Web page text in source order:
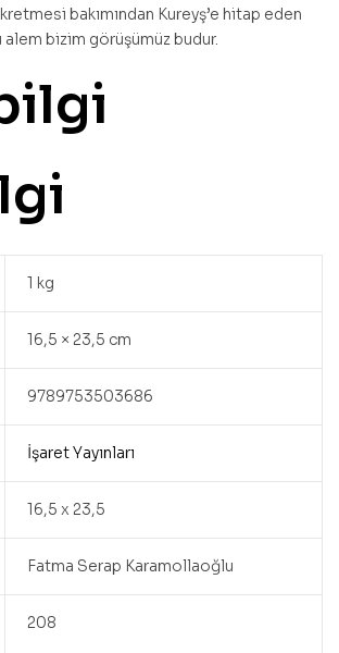
bakımından Kureyş’e hitap eden
alem bizim görüşümüz budur.
1 kg
16,5 × 23,5 cm
9789753503686
İşaret Yayınları
16,5 x 23,5
Fatma Serap Karamollaoğlu
208